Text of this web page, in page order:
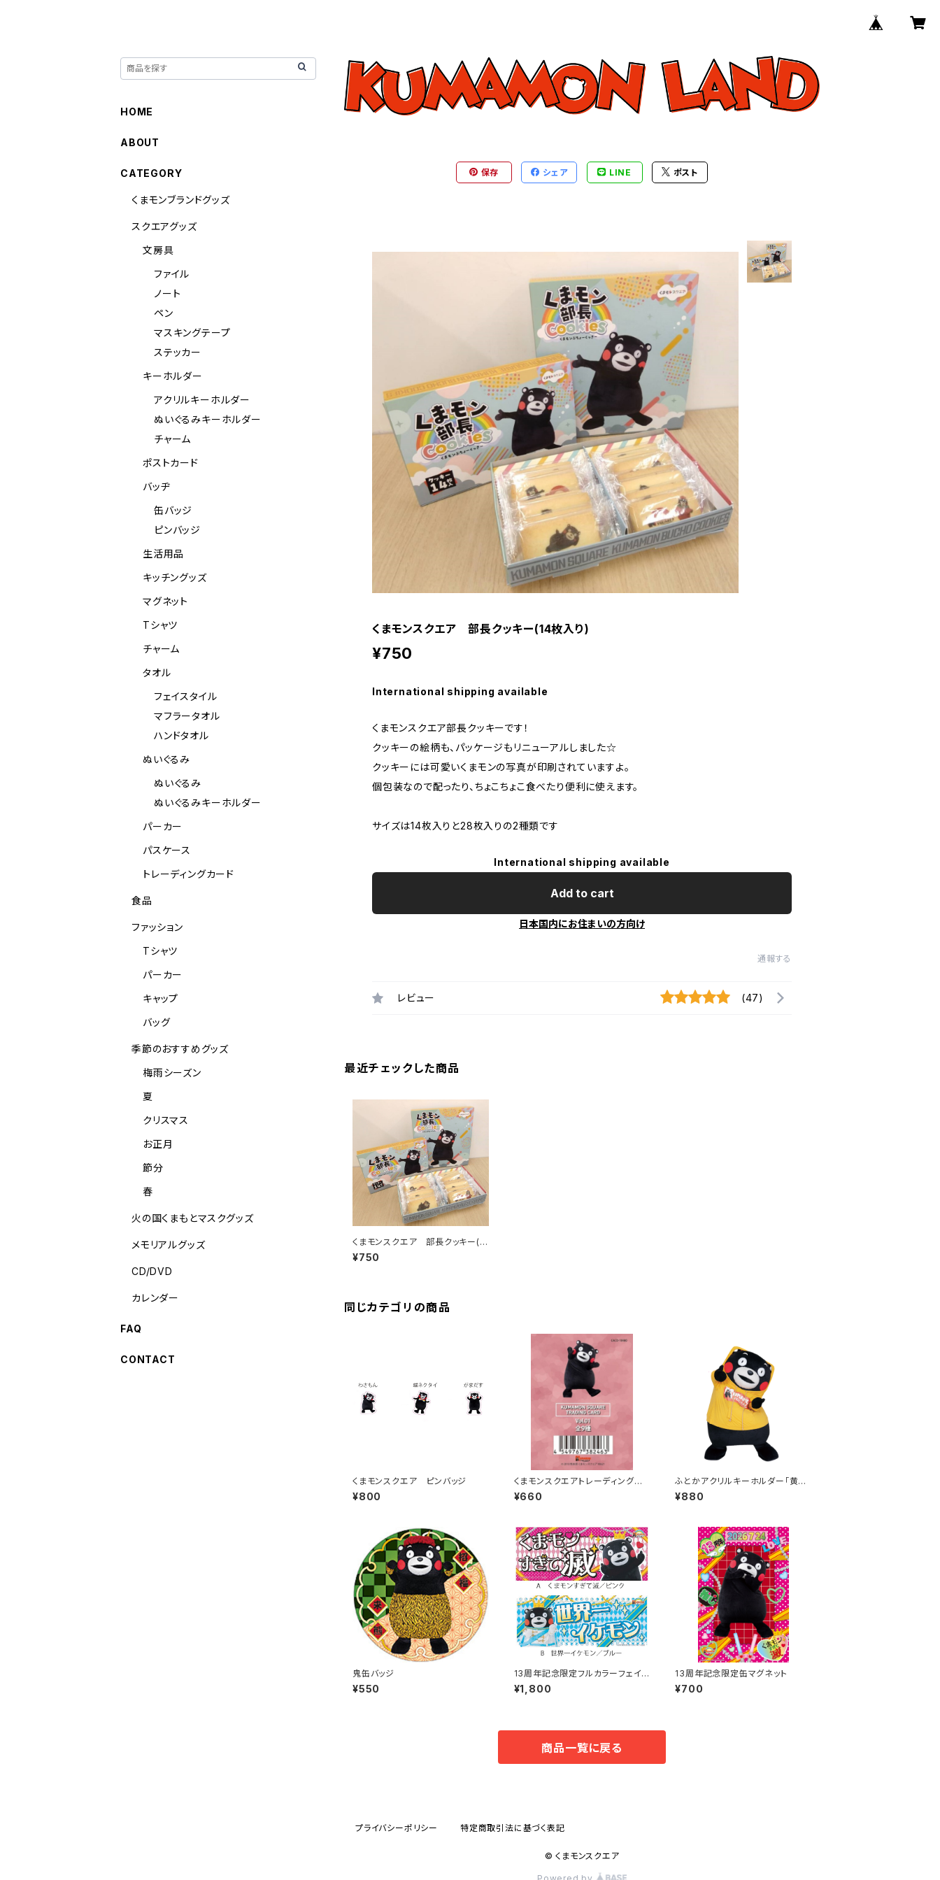
保存 シェア LINE ポスト
くまモンスクエア 部長クッキー(14枚入り)
¥750
International shipping available
くまモンスクエア部長クッキーです！
クッキーの絵柄も、パッケージもリニューアルしました☆
クッキーには可愛いくまモンの写真が印刷されていますよ。
個包装なので配ったり、ちょこちょこ食べたり便利に使えます。
サイズは14枚入りと28枚入りの2種類です
International shipping available
Add to cart
日本国内にお住まいの方向け
通報する
レビュー (47)
最近チェックした商品
くまモンスクエア 部長クッキー(1
4枚入り)
¥750
同じカテゴリの商品
くまモンスクエア ピンバッジ
¥800
くまモンスクエアトレーディングカ
ード（3枚入り） Vol.1／ピンク
¥660
ふとかアクリルキーホルダー「黄パ
ーカー」
¥880
鬼缶バッジ
¥550
13周年記念限定フルカラーフェイス
タオル
¥1,800
13周年記念限定缶マグネット
¥700
商品一覧に戻る
HOME
ABOUT
CATEGORY
くまモンブランドグッズ
スクエアグッズ
文房具
ファイル
ノート
ペン
マスキングテープ
ステッカー
キーホルダー
アクリルキーホルダー
ぬいぐるみキーホルダー
チャーム
ポストカード
バッヂ
缶バッジ
ピンバッジ
生活用品
キッチングッズ
マグネット
Tシャツ
チャーム
タオル
フェイスタイル
マフラータオル
ハンドタオル
ぬいぐるみ
ぬいぐるみ
ぬいぐるみキーホルダー
パーカー
パスケース
トレーディングカード
食品
ファッション
Tシャツ
パーカー
キャップ
バッグ
季節のおすすめグッズ
梅雨シーズン
夏
クリスマス
お正月
節分
春
火の国くまもとマスクグッズ
メモリアルグッズ
CD/DVD
カレンダー
FAQ
CONTACT
プライバシーポリシー 特定商取引法に基づく表記
© くまモンスクエア